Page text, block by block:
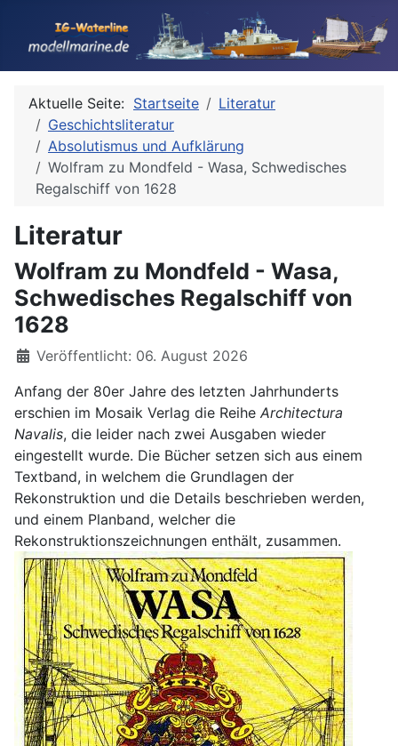
Aktuelle Seite: Startseite
Literatur
Geschichtsliteratur
Absolutismus und Aufklärung
Wolfram zu Mondfeld - Wasa, Schwedisches
Regalschiff von 1628
Literatur
Wolfram zu Mondfeld - Wasa,
Schwedisches Regalschiff von
1628
Details
Veröffentlicht: 06. August 2026
Anfang der 80er Jahre des letzten Jahrhunderts
erschien im Mosaik Verlag die Reihe Architectura
Navalis, die leider nach zwei Ausgaben wieder
eingestellt wurde. Die Bücher setzen sich aus einem
Textband, in welchem die Grundlagen der
Rekonstruktion und die Details beschrieben werden,
und einem Planband, welcher die
Rekonstruktionszeichnungen enthält, zusammen.